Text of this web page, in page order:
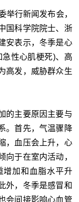
举行新闻发布会，
国科学院院士、浙
安表示，冬季是心
性心肌梗死)、高
高发，威胁群众生
的主要原因主要与
。首先，气温骤降
，血压会上升，心
向于在室内活动，
增加和血脂水平升
外，冬季是感冒和
会间接影响心血管